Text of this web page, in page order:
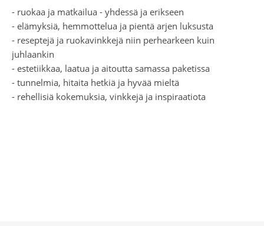
- ruokaa ja matkailua - yhdessä ja erikseen
- elämyksiä, hemmottelua ja pientä arjen luksusta
- reseptejä ja ruokavinkkejä niin perhearkeen kuin
juhlaankin
- estetiikkaa, laatua ja aitoutta samassa paketissa
- tunnelmia, hitaita hetkiä ja hyvää mieltä
- rehellisiä kokemuksia, vinkkejä ja inspiraatiota